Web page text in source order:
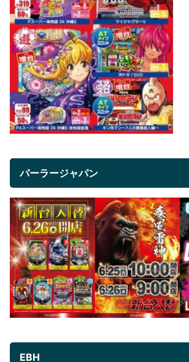
パーラージャパン
EBH